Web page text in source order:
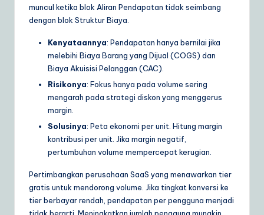
muncul ketika blok Aliran Pendapatan tidak seimbang
dengan blok Struktur Biaya.
Kenyataannya: Pendapatan hanya bernilai jika
melebihi Biaya Barang yang Dijual (COGS) dan
Biaya Akuisisi Pelanggan (CAC).
Risikonya: Fokus hanya pada volume sering
mengarah pada strategi diskon yang menggerus
margin.
Solusinya: Peta ekonomi per unit. Hitung margin
kontribusi per unit. Jika margin negatif,
pertumbuhan volume mempercepat kerugian.
Pertimbangkan perusahaan SaaS yang menawarkan tier
gratis untuk mendorong volume. Jika tingkat konversi ke
tier berbayar rendah, pendapatan per pengguna menjadi